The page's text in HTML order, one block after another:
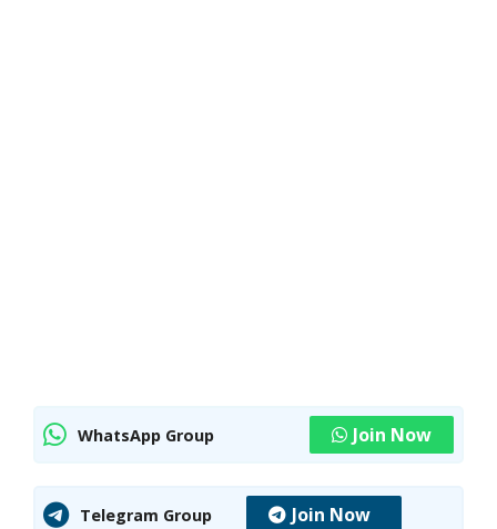
WhatsApp Group Join Now
Telegram Group Join Now